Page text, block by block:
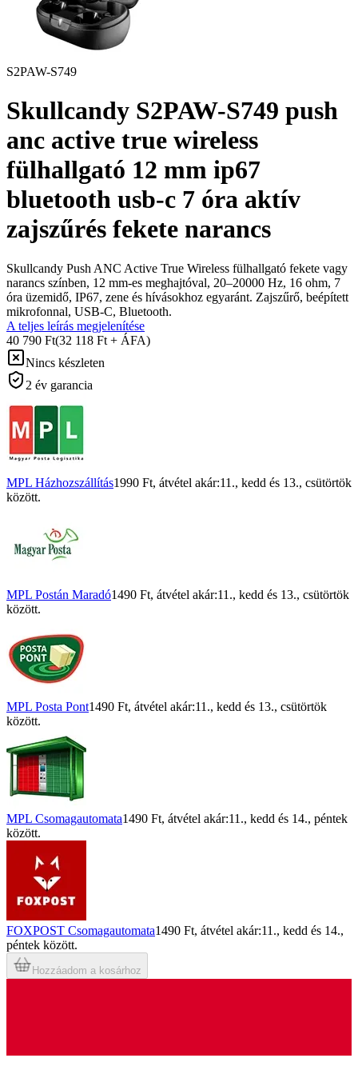
S2PAW-S749
Skullcandy S2PAW-S749 push
anc active true wireless
fülhallgató 12 mm ip67
bluetooth usb-c 7 óra aktív
zajszűrés fekete narancs
Skullcandy Push ANC Active True Wireless fülhallgató fekete vagy
narancs színben, 12 mm-es meghajtóval, 20–20000 Hz, 16 ohm, 7
óra üzemidő, IP67, zene és hívásokhoz egyaránt. Zajszűrő, beépített
mikrofonnal, USB‑C, Bluetooth.
A teljes leírás megjelenítése
40 790 Ft(32 118 Ft + ÁFA)
Nincs készleten
2 év garancia
MPL Házhozszállítás1990 Ft, átvétel akár:11., kedd és 13., csütörtök
között.
MPL Postán Maradó1490 Ft, átvétel akár:11., kedd és 13., csütörtök
között.
MPL Posta Pont1490 Ft, átvétel akár:11., kedd és 13., csütörtök
között.
MPL Csomagautomata1490 Ft, átvétel akár:11., kedd és 14., péntek
között.
FOXPOST Csomagautomata1490 Ft, átvétel akár:11., kedd és 14.,
péntek között.
Hozzáadom a kosárhoz